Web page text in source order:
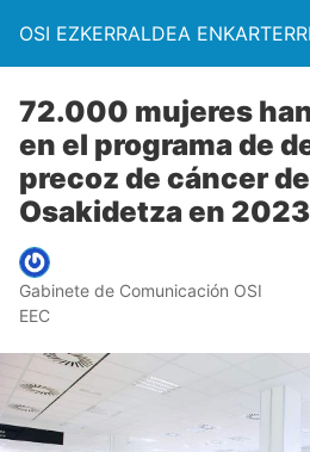
OSI EZKERRALDEA
72.000 mujeres
en el programa de
precoz de cáncer
Osakidetza en 2023
Gabinete de Comunicación OSI
EEC